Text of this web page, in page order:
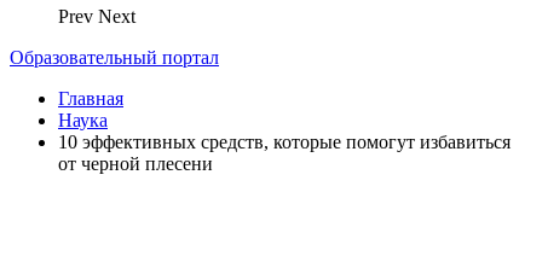
Prev Next
Образовательный портал
Главная
Наука
10 эффективных средств, которые помогут избавиться
от черной плесени